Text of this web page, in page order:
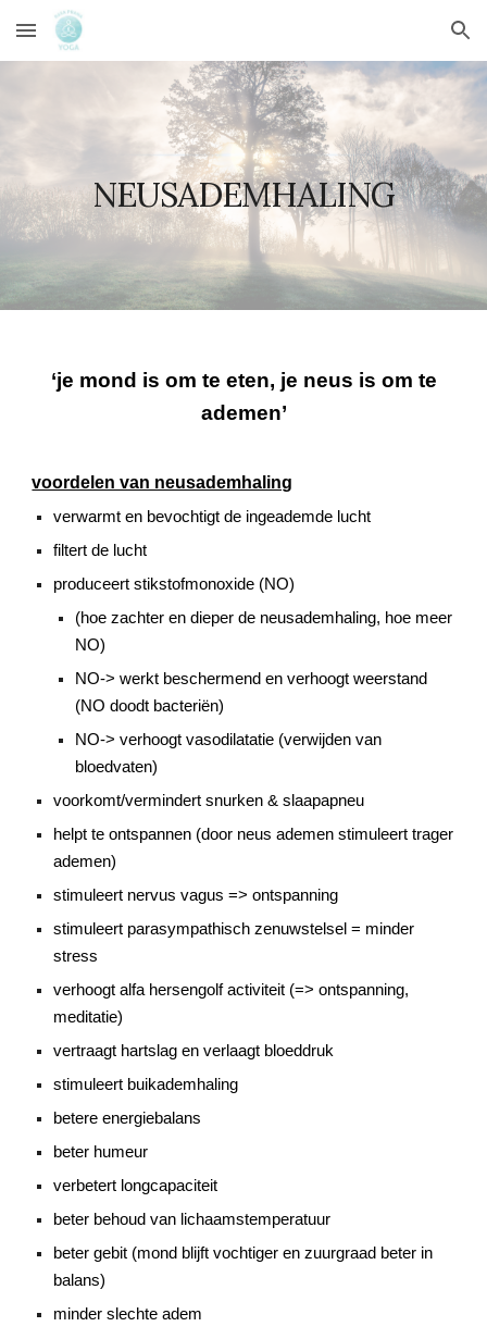
Skip to main content Skip to navigation
NEUSADEMHALING
‘je mond is om te eten, je neus is om te
ademen’
voordelen van neusademhaling
verwarmt en bevochtigt de ingeademde lucht
filtert de lucht
produceert stikstofmonoxide (NO)
(hoe zachter en dieper de neusademhaling, hoe meer
NO)
NO-> werkt beschermend en verhoogt weerstand
(NO doodt bacteriën)
NO-> verhoogt vasodilatatie (verwijden van
bloedvaten)
voorkomt/vermindert snurken & slaapapneu
helpt te ontspannen (door neus ademen stimuleert trager
ademen)
stimuleert nervus vagus => ontspanning
stimuleert parasympathisch zenuwstelsel = minder
stress
verhoogt alfa hersengolf activiteit (=> ontspanning,
meditatie)
vertraagt hartslag en verlaagt bloeddruk
stimuleert buikademhaling
betere energiebalans
beter humeur
verbetert longcapaciteit
beter behoud van lichaamstemperatuur
beter gebit (mond blijft vochtiger en zuurgraad beter in
balans)
minder slechte adem